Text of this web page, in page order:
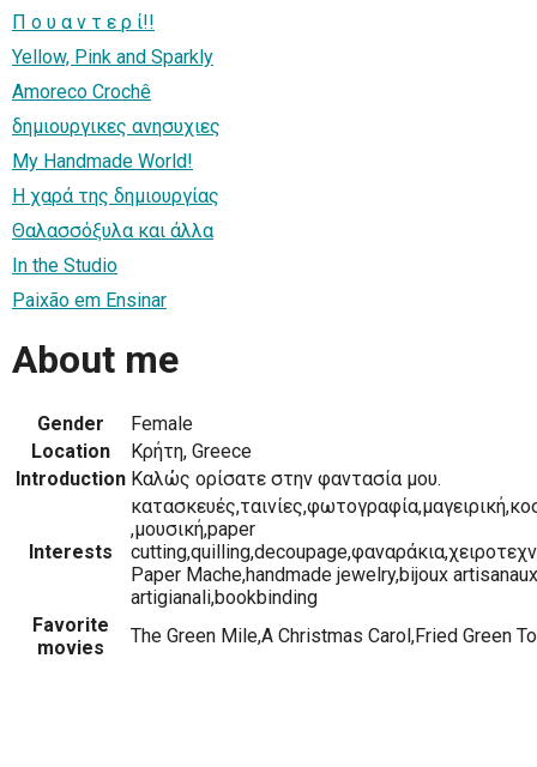
Π ο υ α ν τ ε ρ ί!!
Yellow, Pink and Sparkly
Amoreco Crochê
δημιουργικες ανησυχιες
My Handmade World!
Η χαρά της δημιουργίας
Θαλασσόξυλα και άλλα
In the Studio
Paixão em Ensinar
About me
Gender
Female
Location
Κρήτη, Greece
Introduction Καλώς ορίσατε στην φαντασία μου.
Interests
,μουσική,paper
Paper Mache,handmade jewelry,bijoux
artigianali,bookbinding
Favorite
movies
The Green Mile,A Christmas Carol,Fried Green